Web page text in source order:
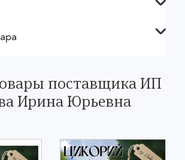
поставщика ИП
Ирина Юрьевна